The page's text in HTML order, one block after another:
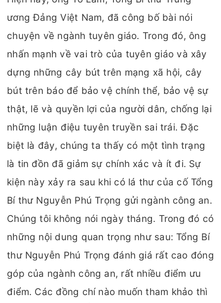
ương Đảng Việt Nam, đã công bố bài nói
chuyện về ngành tuyên giáo. Trong đó, ông
nhấn mạnh về vai trò của tuyên giáo và xây
dựng những cây bút trên mạng xã hội, cây
bút trên báo để bảo vệ chính thể, bảo vệ sự
thật, lẽ và quyền lợi của người dân, chống lại
những luận điệu tuyên truyền sai trái. Đặc
biệt là đây, chúng ta thấy có một tình trạng
là tin đồn đã giảm sự chính xác và ít đi. Sự
kiện này xảy ra sau khi có lá thư của cố Tổng
Bí thư Nguyễn Phú Trọng gửi ngành công an.
Chúng tôi không nói ngày tháng. Trong đó có
những nội dung quan trọng như sau: Tổng Bí
thư Nguyễn Phú Trọng đánh giá rất cao đóng
góp của ngành công an, rất nhiều điểm ưu
điểm. Các đồng chí nào muốn tham khảo thì